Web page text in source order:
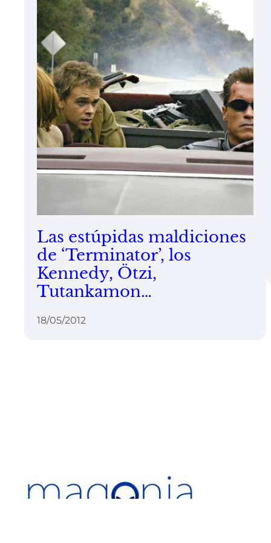
Las estúpidas maldiciones
de ‘Terminator’, los
Kennedy, Ötzi,
Tutankamon…
18/05/2012